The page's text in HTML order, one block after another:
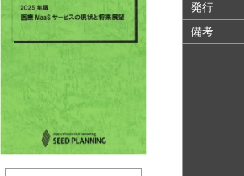
発行
備考